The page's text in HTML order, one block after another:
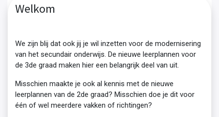
Welkom
We zijn blij dat ook jij je wil inzetten voor de modernisering
van het secundair onderwijs. De nieuwe leerplannen voor
de 3de graad maken hier een belangrijk deel van uit.
Misschien maakte je ook al kennis met de nieuwe
leerplannen van de 2de graad? Misschien doe je dit voor
één of wel meerdere vakken of richtingen?